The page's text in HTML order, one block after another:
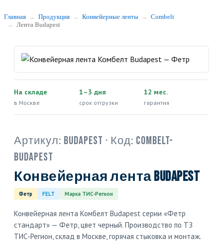
Главная Продукция Конвейерные ленты
Combelt
Лента Budapest
На складе
в Москве
1–3 дня
срок отгрузки
12 мес.
гарантия
Артикул: Budapest · Код: COMBELT-
BUDAPEST
Конвейерная лента Budapest
Фетр FELT Марка ТИС-Регион
Конвейерная лента Комбелт Budapest серии «Фетр
стандарт» — Фетр, цвет черный. Производство по ТЗ
ТИС-Регион, склад в Москве, горячая стыковка и монтаж.